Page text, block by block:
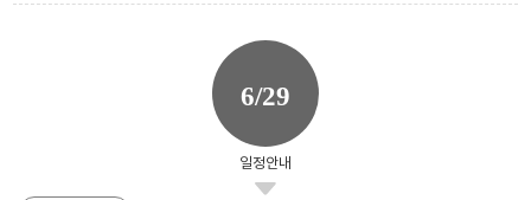
6/29
일정안내